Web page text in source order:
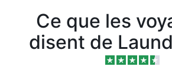
Ce que les
disent de